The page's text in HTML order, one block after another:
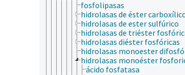
fosfolipasas
hidrolasas de éster
hidrolasas de ester sulfúrico
hidrolasas de triéster
hidrolasas diéster fosfóricas
hidrolasas monoester
hidrolasas monoéster
ácido fosfatasa